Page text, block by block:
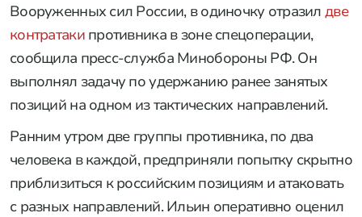
Вооруженных сил России, в одиночку отразилдве
контратакипротивника в зоне спецоперации,
сообщила пресс-служба Минобороны РФ. Он
выполнял задачу по удержанию ранее занятых
позиций на одном из тактических направлений.
Ранним утром две группы противника, по два
человека в каждой, предприняли попытку скрытно
приблизиться к российским позициям и атаковать
с разных направлений. Ильин оперативно оценил